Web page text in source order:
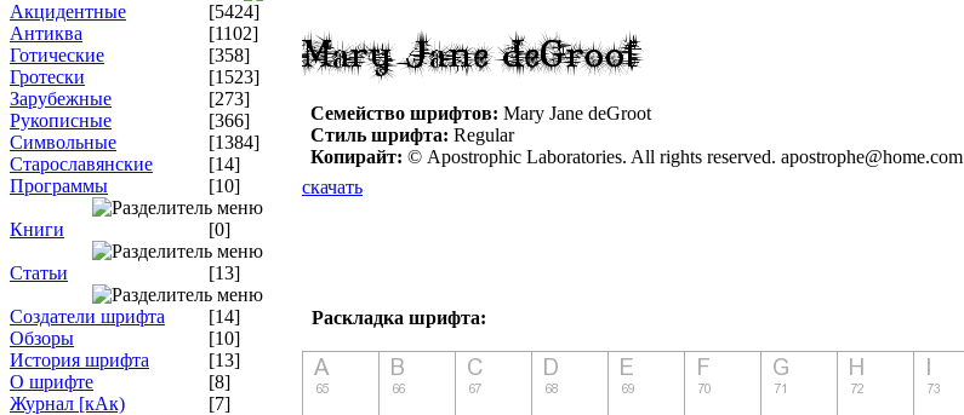
Акцидентные
[5424]
Антиква
[1102]
Готические
[358]
Гротески
[1523]
Зарубежные
[273]
Рукописные
[366]
Символьные
[1384]
Старославянские
[14]
Программы
[10]
Книги [0]
Статьи [13]
Создатели шрифта
[14]
Обзоры
[10]
История шрифта
[13]
О шрифте
[8]
Журнал [кАк)
[7]
Семейство шрифтов: Mary Jane deGroot
Стиль шрифта: Regular
Копирайт: © Apostrophic Laboratories. All rights reserved. apostrophe@home.com
скачать
Раскладка шрифта: